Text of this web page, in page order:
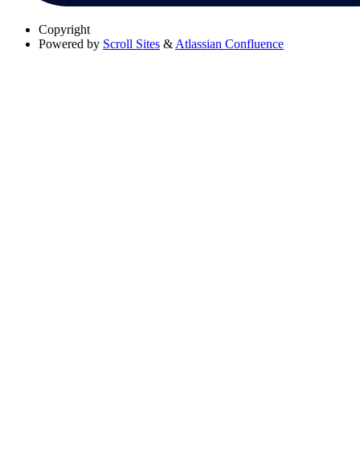
Copyright
Powered by Scroll Sites & Atlassian Confluence